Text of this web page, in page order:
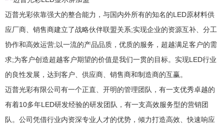
迈普光彩依靠强大的整合能力，与国内外所有的知名的LED原材料供
应厂商、销售商建立了战略伙伴联盟关系;实现企业的资源互补、分工
协作和高效运营;以一流的产品品质，优质的服务，超越满足客户的需
求;为客户创造超越客户期望的价值是我们一贯的目标。实现LED行业
的良性发展，达到客户、供应商、销售商和制造商的互赢。
迈普光彩有限公司有一个正直、开明的管理团队，有一支优秀卓越的
有着10多年LED研发经验的研发团队，有一支高效服务型的营销团
队。公司凭借行业内资深专业人才的优势，倾力打造高效、快速响应